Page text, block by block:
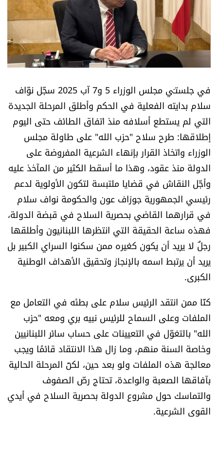
متفرقات
نداء القرّاء
خاص الموقع
كتّابنا
تحت المجهر
آراء
اقتصاد
العالم
الصحافة الإسرائيلية
ثقافة وفنون
اقرأ تضحك
كاميرا
سجالات
صحّة وصحن
في جلستـَي مجلس الوزراء 5 و7 آب 2025 سجّل نوّاف
سلام بدايته الفعلية في الحكم وأطلق المرحلة الجديدة
التي لم يستطع أسلافه منذ اتفاق الطائف حتى اليوم
إطلاقها: طرح سلاح "حزب الله" على طاولة مجلس
الوزراء واتخاذ القرار بإنهاء الشرعية المفروضة على
الدولة منذ عقود، وهذا ما أسقط الكثير من المآخذ عليه
وأجّل النقاش في قضايا ملتبسة لتكون الأولوية لدعم
رئيسي الجمهورية جوزاف عون والحكومة نواف سلام
في قرارهما القاضي بحصرية السلاح في قبضة الدولة،
فهذه ساعة الحقيقة التي انتظرها اللبنانيون وأطلقها
رجلٌ لا يريد أن يكون كغيره ممن سكنوا السراي الكبير بل
يريد أن يرتبط اسمه بالإنجاز وتحقيق الأهداف الوطنية
الكبرى.
كنّا ممن انتقد الرئيس سلام على بطئه في التعامل مع
الملفات وعلى السماح للرئيس نبيه بري ومعه "حزب
الله" بالتغوّل في التعيينات على حساب سائر اللبنانيين
وخاصة السنة منهم، وما زال هذا الانتقاد قائمًا ويجب
معالجة هذه الملفات ولو بعد حين، لكنّ المرحلة الحالية
بآفاقها الصعبة والواعدة، تحتاج رصّ الصفوف
والتماسك حول مشروع الدولة بحصرية السلاح في أيدي
القوى الشرعية.